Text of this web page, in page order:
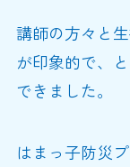
講師の方々と
が印象的で、
できました。
はまっ子防災